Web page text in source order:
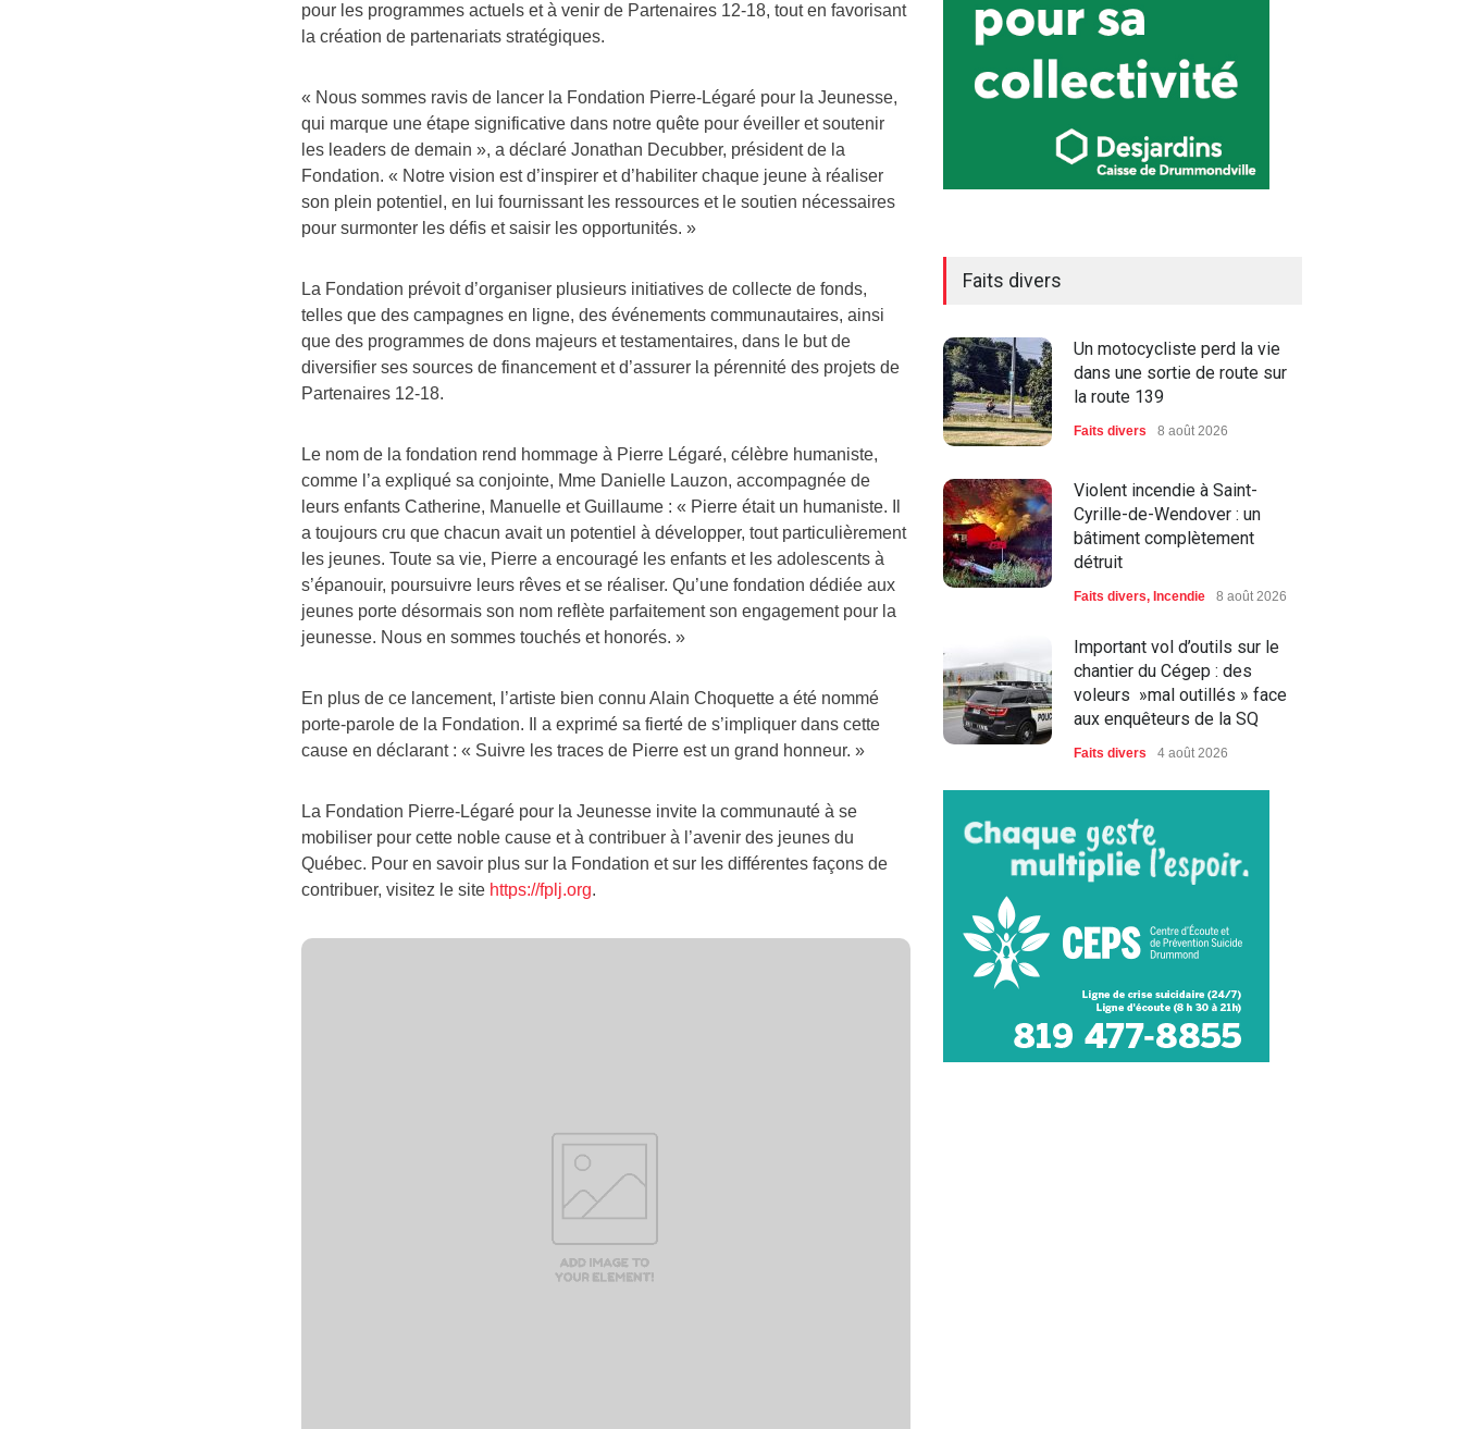
pour les programmes actuels et à venir de Partenaires 12-18, tout en favorisant
la création de partenariats stratégiques.
« Nous sommes ravis de lancer la Fondation Pierre-Légaré pour la Jeunesse,
qui marque une étape significative dans notre quête pour éveiller et soutenir
les leaders de demain », a déclaré Jonathan Decubber, président de la
Fondation. « Notre vision est d’inspirer et d’habiliter chaque jeune à réaliser
son plein potentiel, en lui fournissant les ressources et le soutien nécessaires
pour surmonter les défis et saisir les opportunités. »
La Fondation prévoit d’organiser plusieurs initiatives de collecte de fonds,
telles que des campagnes en ligne, des événements communautaires, ainsi
que des programmes de dons majeurs et testamentaires, dans le but de
diversifier ses sources de financement et d’assurer la pérennité des projets de
Partenaires 12-18.
Le nom de la fondation rend hommage à Pierre Légaré, célèbre humaniste,
comme l’a expliqué sa conjointe, Mme Danielle Lauzon, accompagnée de
leurs enfants Catherine, Manuelle et Guillaume : « Pierre était un humaniste. Il
a toujours cru que chacun avait un potentiel à développer, tout particulièrement
les jeunes. Toute sa vie, Pierre a encouragé les enfants et les adolescents à
s’épanouir, poursuivre leurs rêves et se réaliser. Qu’une fondation dédiée aux
jeunes porte désormais son nom reflète parfaitement son engagement pour la
jeunesse. Nous en sommes touchés et honorés. »
En plus de ce lancement, l’artiste bien connu Alain Choquette a été nommé
porte-parole de la Fondation. Il a exprimé sa fierté de s’impliquer dans cette
cause en déclarant : « Suivre les traces de Pierre est un grand honneur. »
La Fondation Pierre-Légaré pour la Jeunesse invite la communauté à se
mobiliser pour cette noble cause et à contribuer à l’avenir des jeunes du
Québec. Pour en savoir plus sur la Fondation et sur les différentes façons de
contribuer, visitez le site https://fplj.org.
Faits divers
Un motocycliste perd la vie
dans une sortie de route sur
la route 139
Faits divers 8 août 2026
Violent incendie à Saint-
Cyrille-de-Wendover : un
bâtiment complètement
détruit
Faits divers, Incendie 8 août 2026
Important vol d’outils sur le
chantier du Cégep : des
voleurs »mal outillés » face
aux enquêteurs de la SQ
Faits divers 4 août 2026